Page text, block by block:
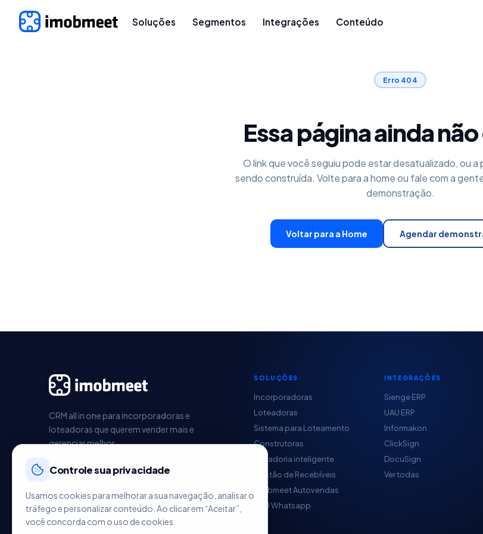
Soluções Segmentos Integrações Conteúdo
Erro 404
Essa página ainda
O link que você seguiu pode estar desatualizado, ou a
sendo construída. Volte para a home ou fale com a
demonstração.
Voltar para a Home Agendar
CRM all in one para incorporadoras e
loteadoras que querem vender mais e
gerenciar melhor.
SOLUÇÕES
Incorporadoras
Loteadoras
Sistema para Loteamento
Construtoras
Pagadoria inteligente
Gestão de Recebíveis
Imobmeet Autovendas
HUB Whatsapp
INTEGRAÇÕES
Sienge ERP
UAU ERP
Informakon
ClickSign
DocuSign
Ver todas
Controle sua privacidade
Usamos cookies para melhorar a sua navegação, analisar o
tráfego e personalizar conteúdo. Ao clicar em “Aceitar”,
você concorda com o uso de cookies.